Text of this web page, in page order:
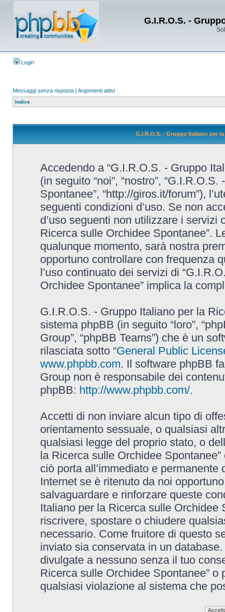
G.I.R.O.S. -
Login
Messaggi senza risposta | Argomenti attivi
Indice
G.I.R.O.S. - Gruppo Italiano per
Accedendo a “G.I.R.O.S. - Gruppo
(in seguito “noi”, “nostro”,
Spontanee”, “http://giros.it/forum”),
seguenti condizioni d’uso. Se non
d’uso seguenti non utilizzare i servizi
Ricerca sulle Orchidee Spontanee”.
qualunque momento, sarà nostra
opportuno controllare con frequenza
l’uso continuato dei servizi di
Orchidee Spontanee” implica la
G.I.R.O.S. - Gruppo Italiano per la
sistema phpBB (in seguito “loro”,
Group”, “phpBB Teams”) che è un
rilasciata sotto “General Public
www.phpbb.com. Il software phpBB
Group non è responsabile dei
phpBB: http://www.phpbb.com/.
Accetti di non inviare alcun tipo di
orientamento sessuale, o qualsiasi
qualsiasi legge del proprio stato, o
la Ricerca sulle Orchidee
ciò porta all’immediato e
Internet se è ritenuto da noi
salvaguardare e rinforzare queste
Italiano per la Ricerca sulle Orchidee
riscrivere, spostare o chiudere
necessario. Come fruitore di questo
inviato sia conservata in un
divulgate a nessuno senza il tuo
Ricerca sulle Orchidee Spontanee”
qualsiasi violazione al sistema che